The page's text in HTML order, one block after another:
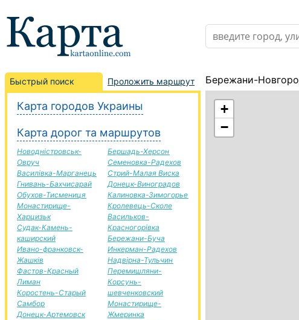
Быстрый поиск Проложить маршрут
Карта городов Украины
Карта дорог та маршрутов
Новодністровськ-
Овруч
Василівка-Марганець
Гнивань-Бахчисарай
Обухов-Тисмениця
Монастирище-
Харцизьк
Судак-Камень-
каширский
Ивано-франковск-
Жашків
Фастов-Красный
Лиман
Коростень-Старый
Самбор
Донецк-Артемовск
Бершадь-Херсон
Семеновка-Радехов
Стрий-Малая Виска
Донецк-Виноградов
Калиновка-Зимогорье
Кролевець-Сколе
Васильков-
Красногорівка
Бережани-Буча
Инкерман-Радехов
Надвірна-Тульчин
Перемишляни-
Корсунь-
шевченковский
Монастирище-
Жмеринка
Бережани-
+
−